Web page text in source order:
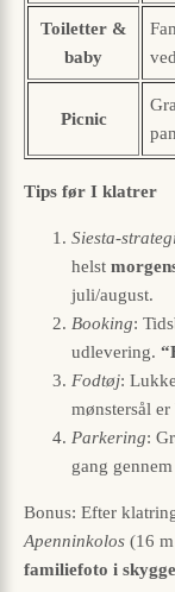
Toiletter &
baby
Picnic
Tips før I klatrer
Siesta-
helst
juli/august.
Booking:
udlevering.
Fodtøj:
mønster­sål er
Parkering:
gang
Bonus: Efter
Apennin­kolos (16
familiefoto i